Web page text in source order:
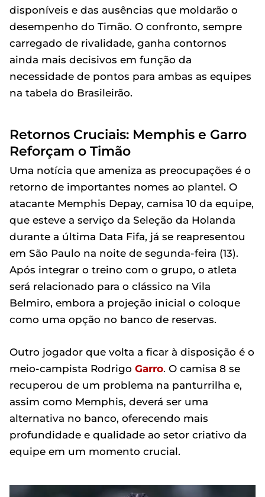
disponíveis e das ausências que moldarão o
desempenho do Timão. O confronto, sempre
carregado de rivalidade, ganha contornos
ainda mais decisivos em função da
necessidade de pontos para ambas as equipes
na tabela do Brasileirão.
Retornos Cruciais: Memphis e Garro
Reforçam o Timão
Uma notícia que ameniza as preocupações é o
retorno de importantes nomes ao plantel. O
atacante Memphis Depay, camisa 10 da equipe,
que esteve a serviço da Seleção da Holanda
durante a última Data Fifa, já se reapresentou
em São Paulo na noite de segunda-feira (13).
Após integrar o treino com o grupo, o atleta
será relacionado para o clássico na Vila
Belmiro, embora a projeção inicial o coloque
como uma opção no banco de reservas.
Outro jogador que volta a ficar à disposição é o
meio-campista Rodrigo Garro. O camisa 8 se
recuperou de um problema na panturrilha e,
assim como Memphis, deverá ser uma
alternativa no banco, oferecendo mais
profundidade e qualidade ao setor criativo da
equipe em um momento crucial.